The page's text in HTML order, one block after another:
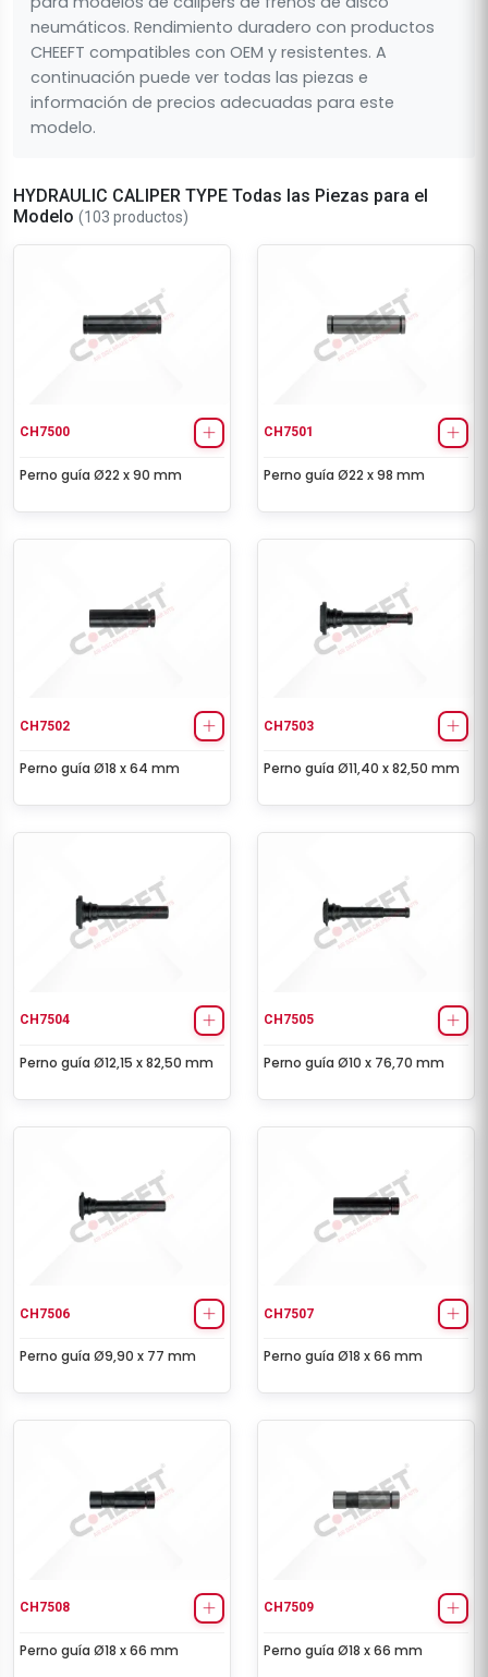
neumáticos. Rendimiento duradero con productos
CHEEFT compatibles con OEM y resistentes. A
continuación puede ver todas las piezas e
información de precios adecuadas para este
modelo.
HYDRAULIC CALIPER TYPE Todas las Piezas para el
Modelo (103 productos)
CH7500
Perno guía Ø22 x 90 mm
CH7501
Perno guía Ø22 x 98 mm
CH7502
Perno guía Ø18 x 64 mm
CH7503
Perno guía Ø11,40 x 82,50 mm
CH7504
Perno guía Ø12,15 x 82,50 mm
CH7505
Perno guía Ø10 x 76,70 mm
CH7506
Perno guía Ø9,90 x 77 mm
CH7507
Perno guía Ø18 x 66 mm
CH7508
Perno guía Ø18 x 66 mm
CH7509
Perno guía Ø18 x 66 mm